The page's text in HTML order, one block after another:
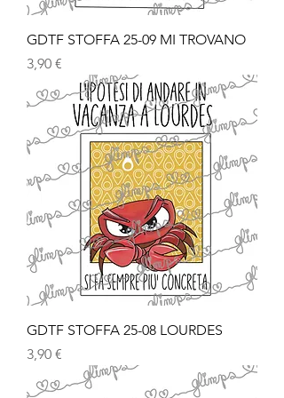
GDTF STOFFA 25-09 MI TROVANO
Prezzo
3,90 €
GDTF STOFFA 25-08 LOURDES
Prezzo
3,90 €